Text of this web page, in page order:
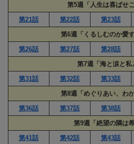
第5週「人生は喜ばせご
第21話
第22話 第23話
第6週「くるしむのか愛
第26話
第27話 第28話
第7週「海と涙と私
第31話
第32話 第33話
第8週「めぐりあい、わ
第36話
第37話 第38話
第9週「絶望の隣は希
第41話
第42話 第43話